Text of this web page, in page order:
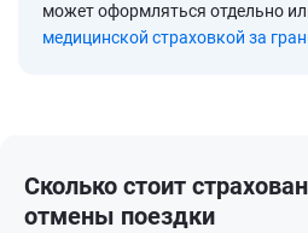
может оформляться отдельно
медицинской страховкой за
Сколько стоит
отмены поездки